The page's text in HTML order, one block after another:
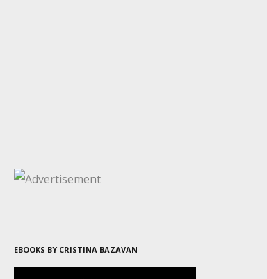
EBOOKS BY CRISTINA BAZAVAN